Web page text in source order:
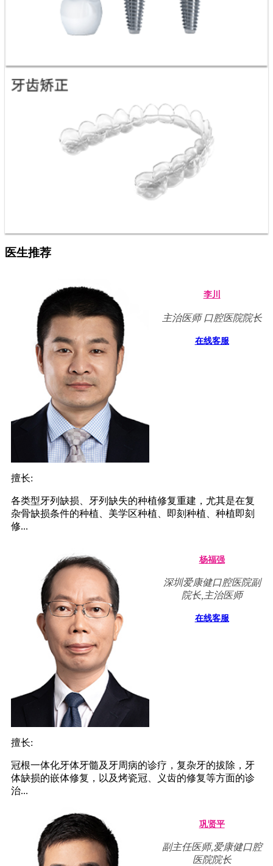
医生推荐
李川
主治医师 口腔医院院长
在线客服
擅长:
各类型牙列缺损、牙列缺失的种植修复重建，尤其是在复
杂骨缺损条件的种植、美学区种植、即刻种植、种植即刻
修...
杨福强
深圳爱康健口腔医院副
院长,主治医师
在线客服
擅长:
冠根一体化牙体牙髓及牙周病的诊疗，复杂牙的拔除，牙
体缺损的嵌体修复，以及烤瓷冠、义齿的修复等方面的诊
治...
巩贤平
副主任医师,爱康健口腔
医院院长